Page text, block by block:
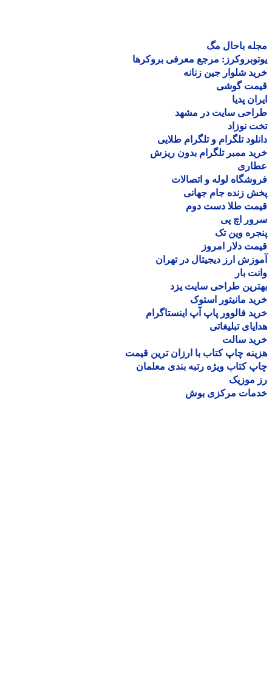
باحال مگ
مرجع معرفی بروکرها
شلوار جین زنانه
گوشی
پدیا
سایت در مشهد
نوزاد
تلگرام و تلگرام طلایی
ممبر تلگرام بدون ریزش
لوله و اتصالات
زنده جام جهانی
طلا دست دوم
اچ پی
وین تک
دلار امروز
ارز دیجیتال در تهران
بار
طراحی سایت یزد
مانیتور استوک
فالوور پاپ آپ اینستاگرام
تبلیغاتی
سالت
چاپ کتاب با ارزان ترین قیمت
کتاب ویژه رتبه بندی معلمان
موزیک
مرکزی بوش